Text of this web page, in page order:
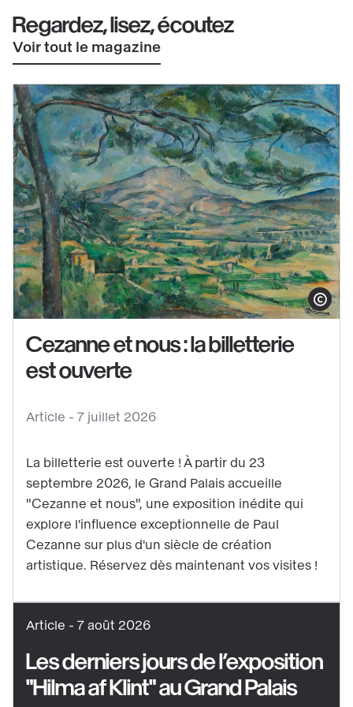
Regardez, lisez, écoutez
Voir tout le magazine
Voir
contenu
Cezanne
et
nous
billetterie
Afficher le
Article - 7 juillet 2026
Cezanne et nous : la billetterie
est ouverte
La billetterie est ouverte ! À partir du 23
septembre 2026, le Grand Palais accueille
"Cezanne et nous", une exposition inédite qui
explore l'influence exceptionnelle de Paul
Cezanne sur plus d'un siècle de création
artistique. Réservez dès maintenant vos visites !
Voir
Les derniers jours de l’exposition
"Hilma af Klint" au Grand Palais
Article - 7 août 2026